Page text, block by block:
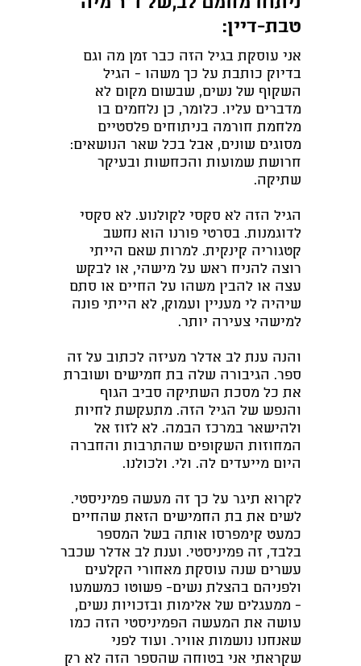
טבת-דיין:
אני עוסקת בגיל הזה כבר זמן מה וגם
בדיוק כותבת על כך משהו - הגיל
השקוף של נשים, שבשום מקום לא
מדברים עליו. כלומר, כן נלחמים בו
מלחמת חורמה בניתוחים פלסטיים
מסוגים שונים, אבל בכל שאר הנושאים:
חרושת שמועות והכחשות ובעיקר
שתיקה.
הגיל הזה לא סקסי לקולנוע. לא סקסי
לדוגמנות. בסרטי פורנו הוא נחשב
קטגוריה קינקית. למרות שאם הייתי
רוצה להניח ראש על מישהי, או לבקש
עצה או להבין משהו על החיים או סתם
שיהיה לי מעניין ועמוק, לא הייתי פונה
למישהי צעירה יותר.
והנה ענת לב אדלר מעיזה לכתוב על זה
ספר. הגיבורה שלה בת חמישים ושוברת
את כל מסכת השתיקה סביב הגוף
והנפש של הגיל הזה. מתעקשת לחיות
ולהישאר במרכז הבמה. לא לזוז אל
המחוזות השקופים שהתרבות והחברה
היום מייעדים לה. ולי. ולכולנו.
לקרוא תיגר על כך זה מעשה פמיניסטי.
לשים את בת החמישים הזאת שהחיים
כמעט קימפרסו אותה בשל המספר
בלבד, זה פמיניסטי. וענת לב אדלר שכבר
עשרים שנה עוסקת מאחורי הקלעים
ולפניהם בהצלת נשים- פשוטו כמשמעו
- ממעגלים של אלימות ובזכויות נשים,
עושה את המעשה הפמיניסטי הזה כמו
שאנחנו נושמות אוויר. ועוד לפני
שקראתי אני בטוחה שהספר הזה לא רק